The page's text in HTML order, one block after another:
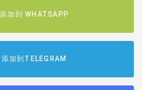
添加到 WHATSAPP
添加到TELEGRAM